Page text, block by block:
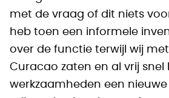
met de vraag of dit niets
heb toen een informele
over de functie terwijl wij
Curacao zaten en al vrij snel
werkzaamheden een